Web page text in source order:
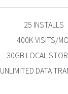
25 INSTALLS
400K VISITS/
30GB LOCAL
UNLIMITED DATA